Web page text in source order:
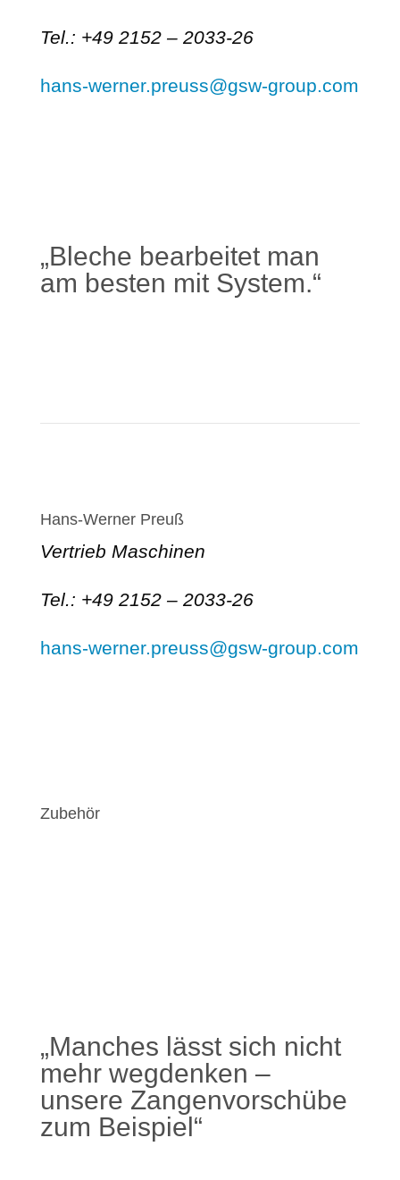
Tel.: +49 2152 – 2033-26
hans-werner.preuss@gsw-group.com
„Bleche bearbeitet man
am besten mit System.“
Hans-Werner Preuß
Vertrieb Maschinen
Tel.: +49 2152 – 2033-26
hans-werner.preuss@gsw-group.com
Zubehör
„Manches lässt sich nicht
mehr wegdenken –
unsere Zangenvorschübe
zum Beispiel“